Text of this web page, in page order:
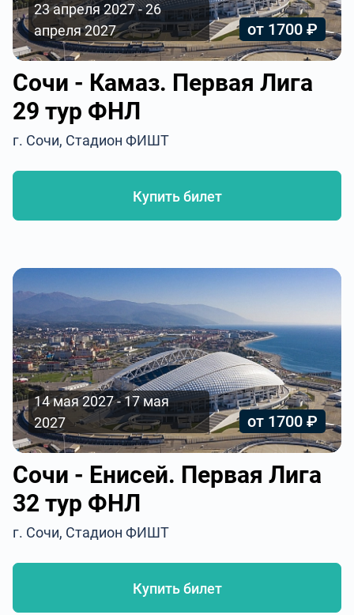
23 апреля 2027 - 26
апреля 2027
от 1700 ₽
Сочи - Камаз. Первая Лига
29 тур ФНЛ
г. Сочи, Стадион ФИШТ
Купить билет
14 мая 2027 - 17 мая
2027
от 1700 ₽
Сочи - Енисей. Первая Лига
32 тур ФНЛ
г. Сочи, Стадион ФИШТ
Купить билет